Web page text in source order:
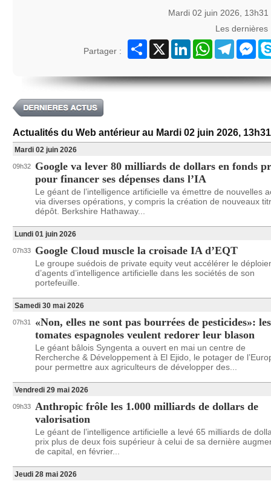
Mardi 02 juin 2026,
Les
Partager :
Partager
X LinkedInWhatsAppTelegram
Actualités du Web antérieur au Mardi 02 juin 2026, 13h31
Mardi 02 juin 2026
09h32
Google va lever 80 milliards de dollars en fonds
pour financer ses dépenses dans l’IA
Le géant de l’intelligence artificielle va émettre de nouvelles
via diverses opérations, y compris la création de nouveaux
dépôt. Berkshire Hathaway...
Lundi 01 juin 2026
07h33 Google Cloud muscle la croisade IA d’EQT
Le groupe suédois de private equity veut accélérer le
d’agents d’intelligence artificielle dans les sociétés de son
portefeuille.
Samedi 30 mai 2026
07h31
«Non, elles ne sont pas bourrées de pesticides»: les
tomates espagnoles veulent redorer leur blason
Le géant bâlois Syngenta a ouvert en mai un centre de
Rercherche & Développement à El Ejido, le potager de
pour permettre aux agriculteurs de développer des...
Vendredi 29 mai 2026
09h33 Anthropic frôle les 1.000 milliards de dollars de
valorisation
Le géant de l’intelligence artificielle a levé 65 milliards de
prix plus de deux fois supérieur à celui de sa dernière
de capital, en février...
Jeudi 28 mai 2026